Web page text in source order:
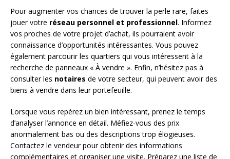
Pour augmenter vos chances de trouver la perle rare, faites
jouer votre réseau personnel et professionnel. Informez
vos proches de votre projet d’achat, ils pourraient avoir
connaissance d’opportunités intéressantes. Vous pouvez
également parcourir les quartiers qui vous intéressent à la
recherche de panneaux « À vendre ». Enfin, n’hésitez pas à
consulter les notaires de votre secteur, qui peuvent avoir des
biens à vendre dans leur portefeuille.
Lorsque vous repérez un bien intéressant, prenez le temps
d’analyser l’annonce en détail. Méfiez-vous des prix
anormalement bas ou des descriptions trop élogieuses.
Contactez le vendeur pour obtenir des informations
complémentaires et organiser une visite. Préparez une liste de